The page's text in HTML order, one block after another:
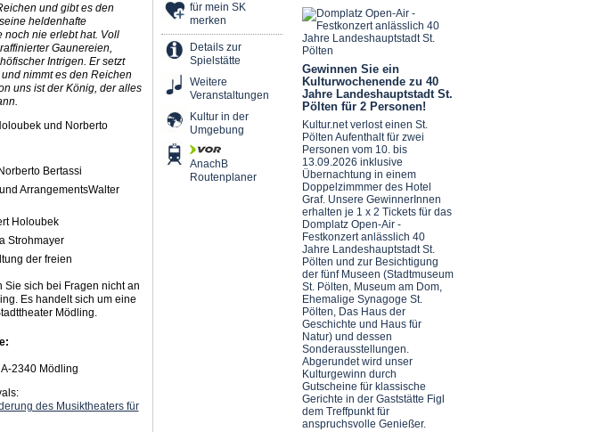
und gibt es den
heldenhafte
noch nie erlebt hat. Voll
Gaunereien,
Intrigen. Er setzt
nimmt es den Reichen
uns ist der König, der alles
und Norberto
Bertassi
ArrangementsWalter
Holoubek
Strohmayer
der freien
Sie sich bei Fragen nicht an
Es handelt sich um eine
Mödling.
2340 Mödling
des Musiktheaters für
für mein SK
merken
Details zur
Spielstätte
Weitere
Veranstaltungen
Kultur in der
Umgebung
AnachB
Routenplaner
Gewinnen Sie ein
Kulturwochenende zu 40
Jahre Landeshauptstadt St.
Pölten für 2 Personen!
Kultur.net verlost einen St.
Pölten Aufenthalt für zwei
Personen vom 10. bis
13.09.2026 inklusive
Übernachtung in einem
Doppelzimmmer des Hotel
Graf. Unsere GewinnerInnen
erhalten je 1 x 2 Tickets für das
Domplatz Open-Air -
Festkonzert anlässlich 40
Jahre Landeshauptstadt St.
Pölten und zur Besichtigung
der fünf Museen (Stadtmuseum
St. Pölten, Museum am Dom,
Ehemalige Synagoge St.
Pölten, Das Haus der
Geschichte und Haus für
Natur) und dessen
Sonderausstellungen.
Abgerundet wird unser
Kulturgewinn durch
Gutscheine für klassische
Gerichte in der Gaststätte Figl
dem Treffpunkt für
anspruchsvolle Genießer.